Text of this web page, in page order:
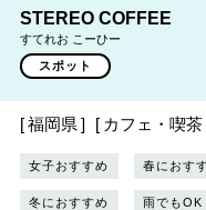
STEREO COFFEE
すてれお こーひー
スポット
福岡県 カフェ・喫
女子おすすめ 春におす
冬におすすめ 雨でもOK